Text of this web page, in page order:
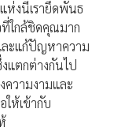
ห่งนี้เรายึดพันธ
ใกล้ชิดคุณมาก
ละแก้ปัญหาความ
แตกต่างกันไป
ความงามและ
ห้เข้ากับ